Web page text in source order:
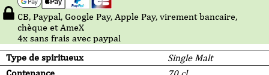
Type de spiritueux
Single Malt
CB, Paypal, Google Pay, Apple Pay, virement bancaire,
chèque et AmeX
4x sans frais avec paypal